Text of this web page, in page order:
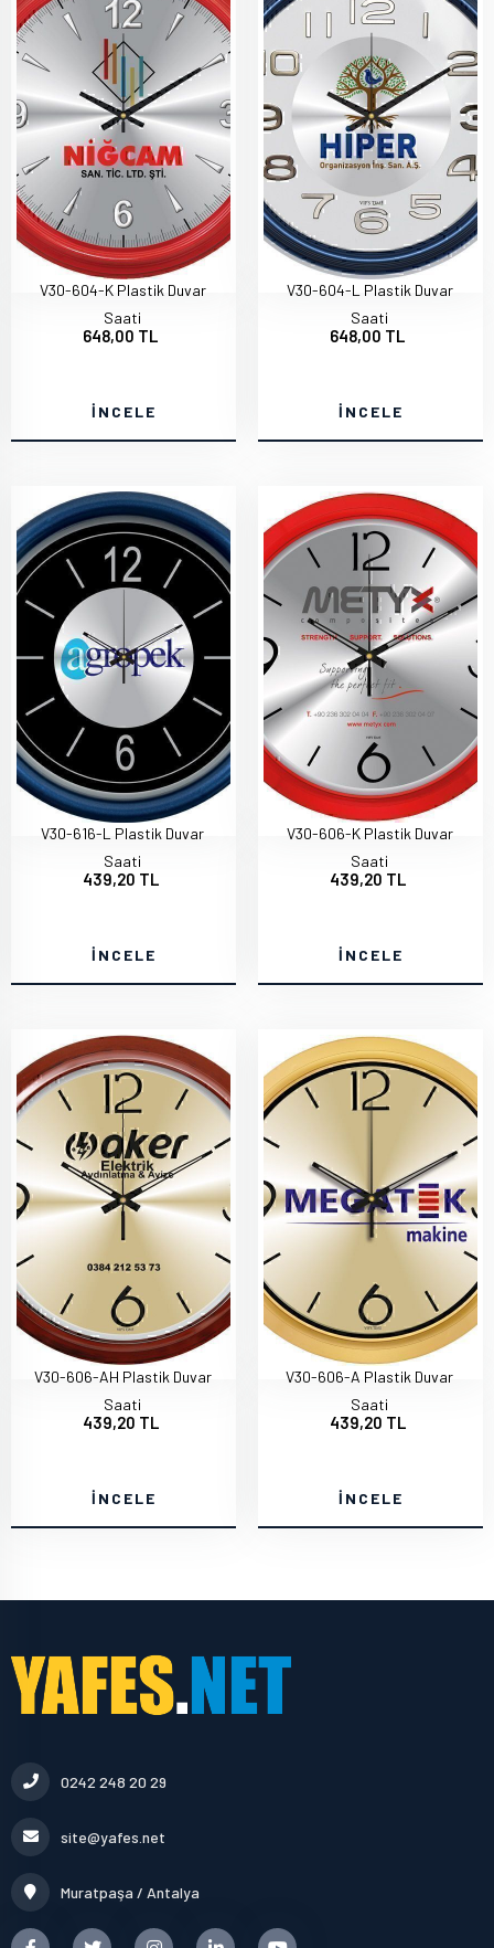
V30-604-K Plastik Duvar
Saati
648,00 TL
İNCELE
V30-604-L Plastik Duvar
Saati
648,00 TL
İNCELE
V30-616-L Plastik Duvar
Saati
439,20 TL
İNCELE
V30-606-K Plastik Duvar
Saati
439,20 TL
İNCELE
V30-606-AH Plastik Duvar
Saati
439,20 TL
İNCELE
V30-606-A Plastik Duvar
Saati
439,20 TL
İNCELE
0242 248 20 29
site@yafes.net
Muratpaşa / Antalya